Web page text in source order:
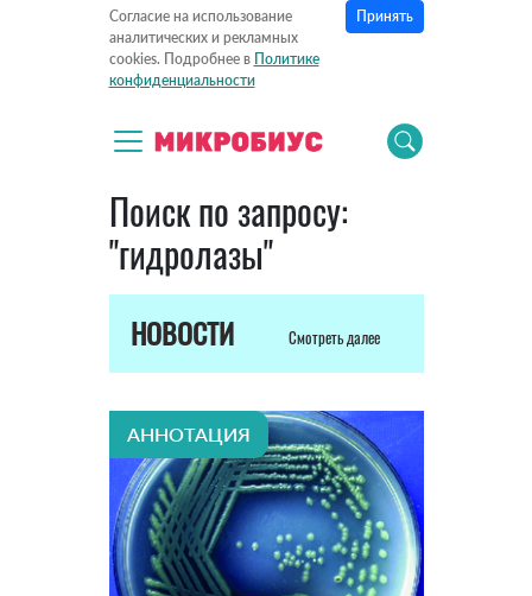
Согласие на использование
аналитических и рекламных
cookies. Подробнее в Политике
конфиденциальности
Принять
Поиск по запросу:
"гидролазы"
НОВОСТИ Смотреть далее
АННОТАЦИЯ